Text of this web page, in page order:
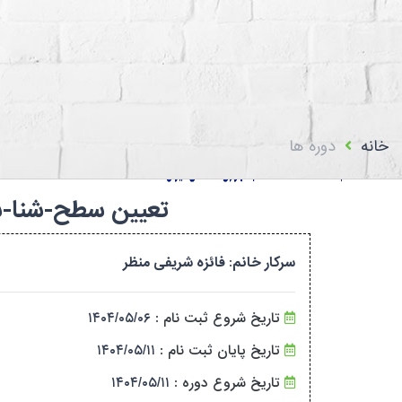
استعلام اعضا بیمه فدراسیون پزشکی
خانه دوره ها
تعیین سطح-شنا-سطح۱ تا سطح۷-همدان-۱۴۰۴۵۶۵۶۱۳۷/
سرکار خانم: فائزه شریفی منظر
تاریخ شروع ثبت نام : ۱۴۰۴/۰۵/۰۶
تاریخ پایان ثبت نام : ۱۴۰۴/۰۵/۱۱
تاریخ شروع دوره : ۱۴۰۴/۰۵/۱۱